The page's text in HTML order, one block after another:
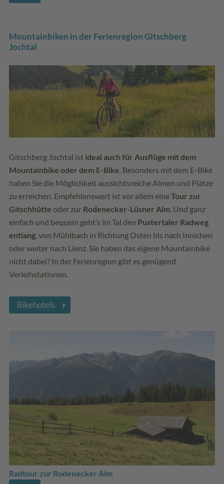
Mountainbiken in der Ferienregion Gitschberg
Jochtal
Gitschberg Jochtal ist ideal auch für Ausflüge mit dem
Mountainbike oder dem E-Bike. Besonders mit dem E-Bike
haben Sie die Möglichkeit aussichtsreiche Almen und Plätze
zu erreichen. Empfehlenswert ist vor allem eineTour zur
Gitschhütte oder zur Rodenecker-Lüsner Alm. Und ganz
einfach und bequem geht’s im Tal den Pustertaler Radweg
entlang, von Mühlbach in Richtung Osten bis nach Innichen
oder weiter nach Lienz. Sie haben das eigene Mountainbike
nicht dabei? In der Ferienregion gibt es genügend
Verleihstationen.
Bikehotels
Radtour zur Rodenecker Alm